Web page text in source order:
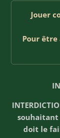
Jouer
Pour être
doit le